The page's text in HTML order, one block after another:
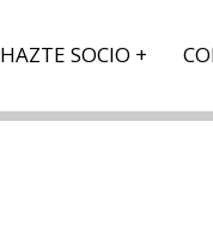
HAZTE SOCIO